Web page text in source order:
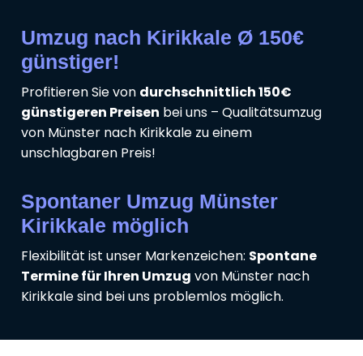
Umzug nach Kirikkale Ø 150€
günstiger!
Profitieren Sie von durchschnittlich 150€
günstigeren Preisen bei uns – Qualitätsumzug
von Münster nach Kirikkale zu einem
unschlagbaren Preis!
Spontaner Umzug Münster
Kirikkale möglich
Flexibilität ist unser Markenzeichen: Spontane
Termine für Ihren Umzug von Münster nach
Kirikkale sind bei uns problemlos möglich.